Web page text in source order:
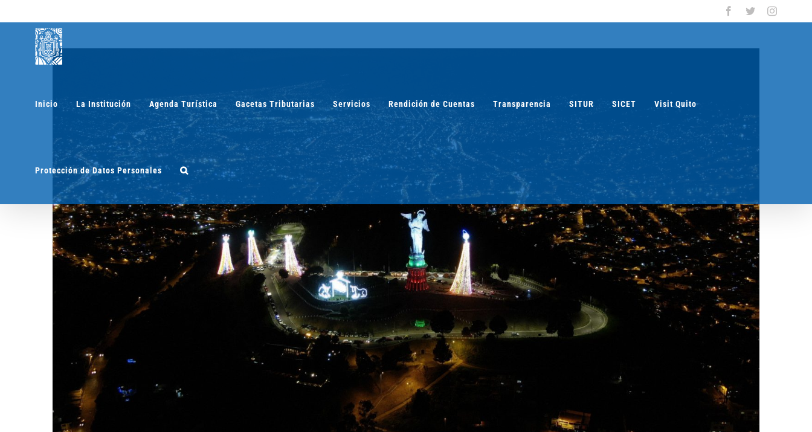
contenido
Facebook
Twitter
Inicio La Institución Agenda Turística Gacetas Tributarias Servicios Rendición de Cuentas Transparencia SITUR SICET Visit Quito
Protección de Datos Personales